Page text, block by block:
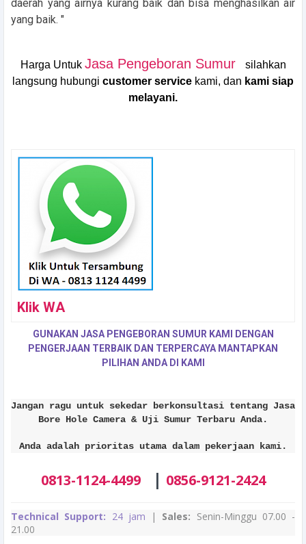
daerah yang airnya kurang baik dan bisa menghasilkan air
yang baik. "
Harga Untuk Jasa Pengeboran Sumur
silahkan
langsung hubungi customer service kami, dan kami siap
melayani.
Klik WA
GUNAKAN JASA PENGEBORAN SUMUR KAMI DENGAN
PENGERJAAN TERBAIK DAN TERPERCAYA MANTAPKAN
PILIHAN ANDA DI KAMI
Jangan ragu untuk sekedar berkonsultasi tentang Jasa
Bore Hole Camera & Uji Sumur Terbaru Anda.
Anda adalah prioritas utama dalam pekerjaan kami.
0813-1124-4499| 0856-9121-2424
Technical Support: 24 jam | Sales: Senin-Minggu 07.00 -
21.00